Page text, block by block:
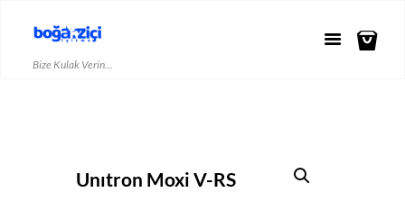
Bize Kulak Verin...
Unıtron Moxi V-RS